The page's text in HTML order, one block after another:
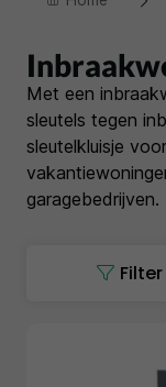
Met een
sleutels tegen
sleutelkluisje
garagebedrijven.
Filter